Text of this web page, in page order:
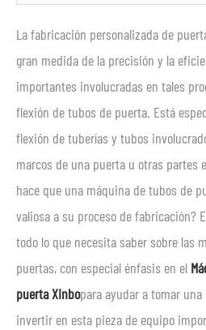
La fabricación personalizada de
gran medida de la precisión y la
importantes involucradas en tales
flexión de tubos de puerta. Está
flexión de tuberías y tubos
marcos de una puerta u otras partes
hace que una máquina de tubos de
valiosa a su proceso de fabricación?
todo lo que necesita saber sobre las
puertas, con especial énfasis en el
puerta Xinbopara ayudar a tomar
invertir en esta pieza de equipo